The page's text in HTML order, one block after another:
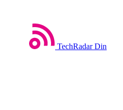
TechRadar Din